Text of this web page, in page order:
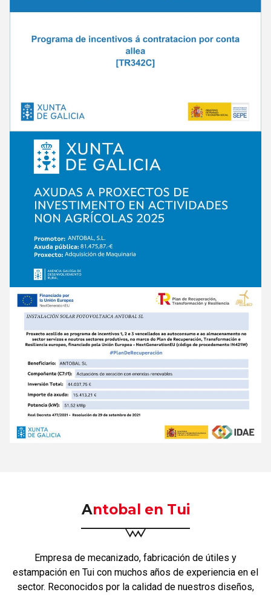
Antobal en Tui
Empresa de mecanizado, fabricación de útiles y
estampación en Tui con muchos años de experiencia en el
sector. Reconocidos por la calidad de nuestros diseños,